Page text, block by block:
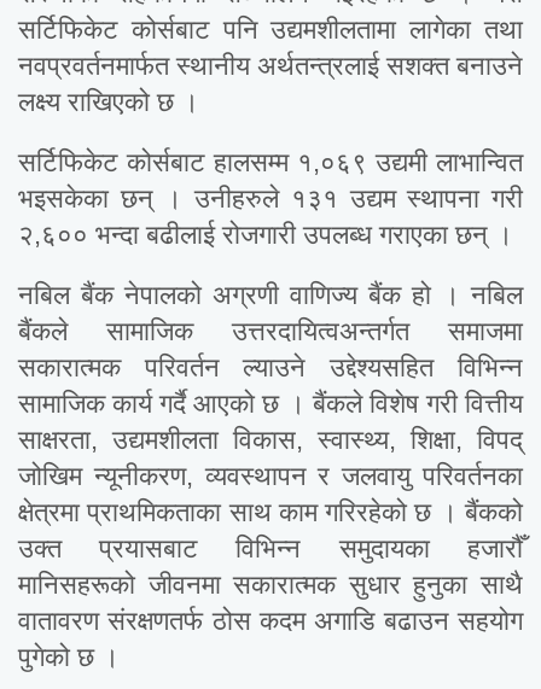
सर्टिफिकेट कोर्सबाट पनि उद्यमशीलतामा लागेका तथा
नवप्रवर्तनमार्फत स्थानीय अर्थतन्त्रलाई सशक्त बनाउने
लक्ष्य राखिएको छ ।
सर्टिफिकेट कोर्सबाट हालसम्म १,०६९ उद्यमी लाभान्वित
भइसकेका छन् । उनीहरुले १३१ उद्यम स्थापना गरी
२,६०० भन्दा बढीलाई रोजगारी उपलब्ध गराएका छन् ।
नबिल बैंक नेपालको अग्रणी वाणिज्य बैंक हो । नबिल
बैंकले सामाजिक उत्तरदायित्वअन्तर्गत समाजमा
सकारात्मक परिवर्तन ल्याउने उद्देश्यसहित विभिन्न
सामाजिक कार्य गर्दै आएको छ । बैंकले विशेष गरी वित्तीय
साक्षरता, उद्यमशीलता विकास, स्वास्थ्य, शिक्षा, विपद्
जोखिम न्यूनीकरण, व्यवस्थापन र जलवायु परिवर्तनका
क्षेत्रमा प्राथमिकताका साथ काम गरिरहेको छ । बैंकको
उक्त प्रयासबाट विभिन्न समुदायका हजारौँ
मानिसहरूको जीवनमा सकारात्मक सुधार हुनुका साथै
वातावरण संरक्षणतर्फ ठोस कदम अगाडि बढाउन सहयोग
पुगेको छ ।